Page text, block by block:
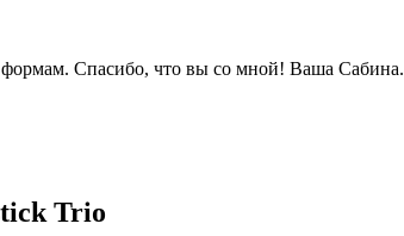
формам. Спасибо, что вы со мной! Ваша Сабина.
Trio